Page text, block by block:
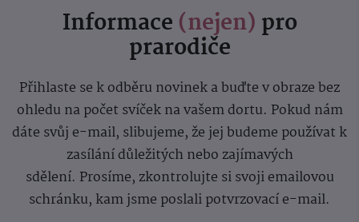
Informace (nejen) pro
prarodiče
Přihlaste se k odběru novinek a buďte v obraze bez
ohledu na počet svíček na vašem dortu. Pokud nám
dáte svůj e-mail, slibujeme, že jej budeme používat k
zasílání důležitých nebo zajímavých
sdělení. Prosíme, zkontrolujte si svoji emailovou
schránku, kam jsme poslali potvrzovací e-mail.